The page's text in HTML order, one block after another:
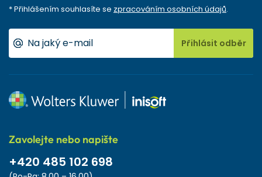
* Přihlášením souhlasíte se zpracováním osobních údajů.
Přihlásit odběr
Zavolejte nebo napište
+420 485 102 698